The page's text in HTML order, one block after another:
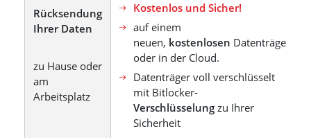
Rücksendung
Ihrer Daten
zu Hause oder
am
Arbeitsplatz
Kostenlos und Sicher!
auf einem
neuen, kostenlosen Datenträger
oder in der Cloud.
Datenträger voll verschlüsselt
mit Bitlocker-
Verschlüsselung zu Ihrer
Sicherheit